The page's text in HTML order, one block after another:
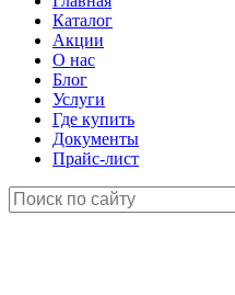
Каталог
Акции
О нас
Блог
Услуги
Где купить
Документы
Прайс-лист